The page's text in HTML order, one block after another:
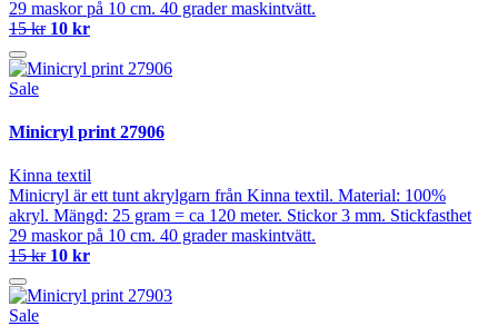
29 maskor på 10 cm. 40 grader maskintvätt.
15 kr 10 kr
Sale
Minicryl print 27906
Kinna textil
Minicryl är ett tunt akrylgarn från Kinna textil. Material: 100%
akryl. Mängd: 25 gram = ca 120 meter. Stickor 3 mm. Stickfasthet
29 maskor på 10 cm. 40 grader maskintvätt.
15 kr 10 kr
Sale